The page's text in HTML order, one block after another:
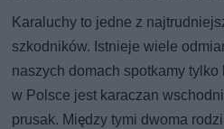
Karaluchy to jedne z
szkodników. Istnieje wiele
naszych domach spotkamy
w Polsce jest karaczan
prusak. Między tymi dwoma